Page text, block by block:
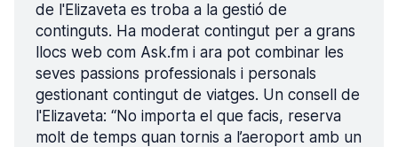
de l'Elizaveta es troba a la gestió de
continguts. Ha moderat contingut per a grans
llocs web com Ask.fm i ara pot combinar les
seves passions professionals i personals
gestionant contingut de viatges. Un consell de
l'Elizaveta: “No importa el que facis, reserva
molt de temps quan tornis a l’aeroport amb un